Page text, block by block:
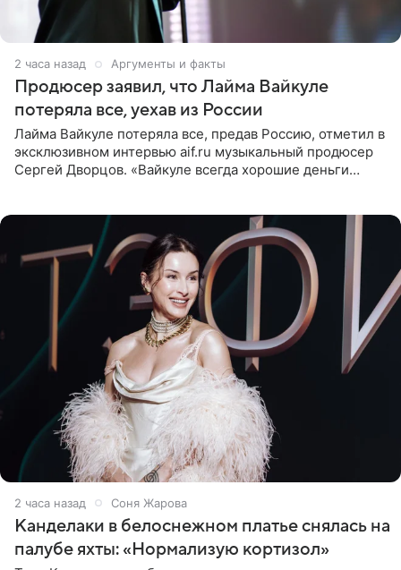
2 часа назад Аргументы и факты
Продюсер заявил, что Лайма Вайкуле
потеряла все, уехав из России
Лайма Вайкуле потеряла все, предав Россию, отметил в
эксклюзивном интервью aif.ru музыкальный продюсер
Сергей Дворцов. «Вайкуле всегда хорошие деньги
2 часа назад Соня Жарова
Канделаки в белоснежном платье снялась на
палубе яхты: «Нормализую кортизол»